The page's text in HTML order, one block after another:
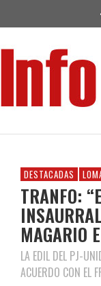
DESTACADAS
TRANFO:
MAGARIO
LA EDIL DEL PJ-
ACUERDO CON EL